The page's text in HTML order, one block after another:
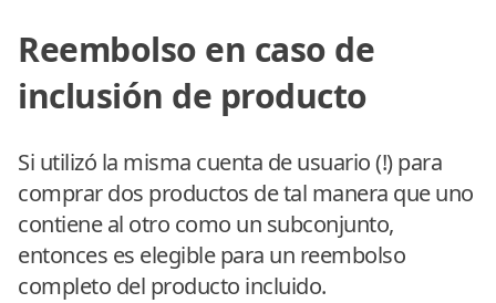
Reembolso en caso de
inclusión de producto
Si utilizó la misma cuenta de usuario (!) para
comprar dos productos de tal manera que uno
contiene al otro como un subconjunto,
entonces es elegible para un reembolso
completo del producto incluido.